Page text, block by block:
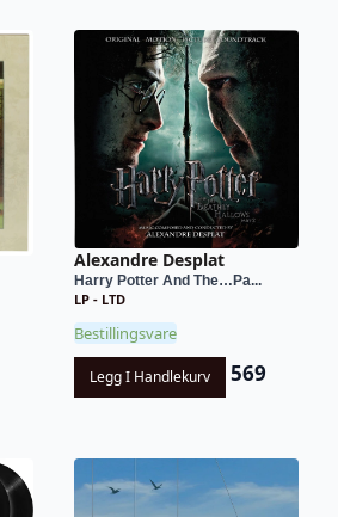
Alexandre Desplat
Harry Potter And The…Pa...
LP - LTD
Bestillingsvare
Legg I Handlekurv 569